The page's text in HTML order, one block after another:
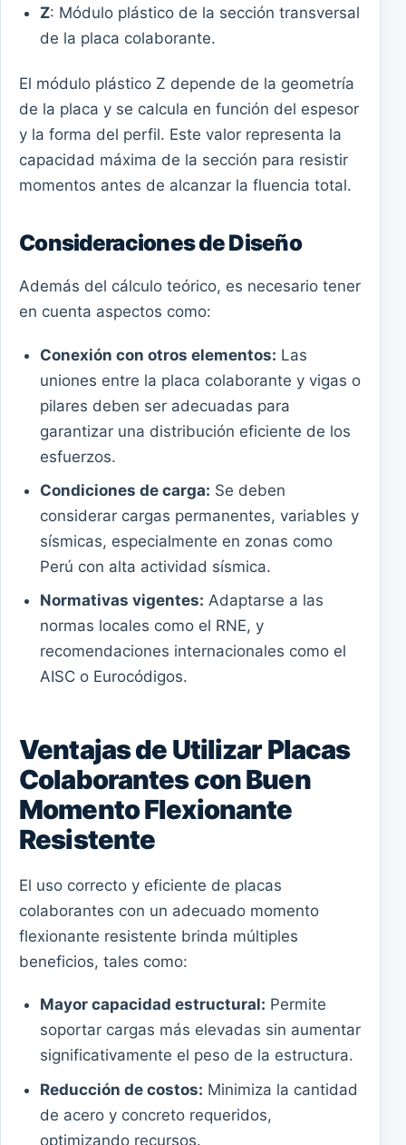
Z: Módulo plástico de la sección transversal
de la placa colaborante.
El módulo plástico Z depende de la geometría
de la placa y se calcula en función del espesor
y la forma del perfil. Este valor representa la
capacidad máxima de la sección para resistir
momentos antes de alcanzar la fluencia total.
Consideraciones de Diseño
Además del cálculo teórico, es necesario tener
en cuenta aspectos como:
Conexión con otros elementos: Las
uniones entre la placa colaborante y vigas o
pilares deben ser adecuadas para
garantizar una distribución eficiente de los
esfuerzos.
Condiciones de carga: Se deben
considerar cargas permanentes, variables y
sísmicas, especialmente en zonas como
Perú con alta actividad sísmica.
Normativas vigentes: Adaptarse a las
normas locales como el RNE, y
recomendaciones internacionales como el
AISC o Eurocódigos.
Ventajas de Utilizar Placas
Colaborantes con Buen
Momento Flexionante
Resistente
El uso correcto y eficiente de placas
colaborantes con un adecuado momento
flexionante resistente brinda múltiples
beneficios, tales como:
Mayor capacidad estructural: Permite
soportar cargas más elevadas sin aumentar
significativamente el peso de la estructura.
Reducción de costos: Minimiza la cantidad
de acero y concreto requeridos,
optimizando recursos.